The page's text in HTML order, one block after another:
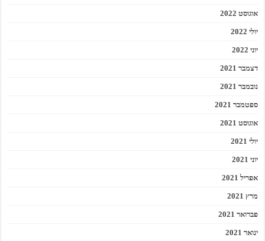
אוגוסט 2022
יולי 2022
יוני 2022
דצמבר 2021
נובמבר 2021
ספטמבר 2021
אוגוסט 2021
יולי 2021
יוני 2021
אפריל 2021
מרץ 2021
פברואר 2021
ינואר 2021